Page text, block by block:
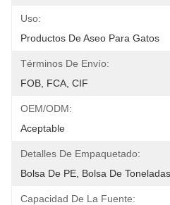
Uso:
Productos De Aseo Para Gatos
Términos De Envío:
FOB, FCA, CIF
OEM/ODM:
Aceptable
Detalles De Empaquetado:
Bolsa De PE, Bolsa De
Capacidad De La Fuente: